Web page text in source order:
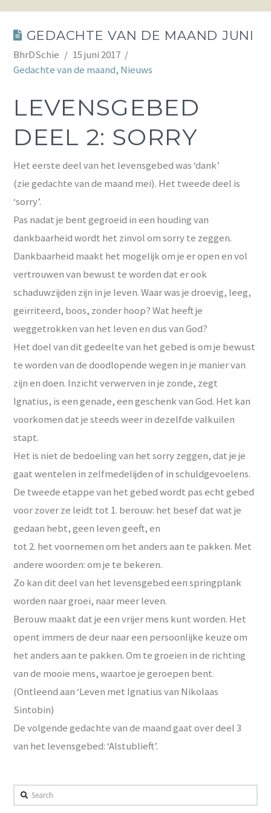
GEDACHTE VAN DE MAAND JUNI
BhrDSchie
15 juni 2017
Gedachte van de maand, Nieuws
LEVENSGEBED
DEEL 2: SORRY
Het eerste deel van het levensgebed was ‘dank’
(zie gedachte van de maand mei). Het tweede deel is
‘sorry’.
Pas nadat je bent gegroeid in een houding van
dankbaarheid wordt het zinvol om sorry te zeggen.
Dankbaarheid maakt het mogelijk om je er open en vol
vertrouwen van bewust te worden dat er ook
schaduwzijden zijn in je leven. Waar was je droevig, leeg,
geïrriteerd, boos, zonder hoop? Wat heeft je
weggetrokken van het leven en dus van God?
Het doel van dit gedeelte van het gebed is om je bewust
te worden van de doodlopende wegen in je manier van
zijn en doen. Inzicht verwerven in je zonde, zegt
Ignatius, is een genade, een geschenk van God. Het kan
voorkomen dat je steeds weer in dezelfde valkuilen
stapt.
Het is niet de bedoeling van het sorry zeggen, dat je je
gaat wentelen in zelfmedelijden of in schuldgevoelens.
De tweede etappe van het gebed wordt pas echt gebed
voor zover ze leidt tot 1. berouw: het besef dat wat je
gedaan hebt, geen leven geeft, en
tot 2. het voornemen om het anders aan te pakken. Met
andere woorden: om je te bekeren.
Zo kan dit deel van het levensgebed een springplank
worden naar groei, naar meer leven.
Berouw maakt dat je een vrijer mens kunt worden. Het
opent immers de deur naar een persoonlijke keuze om
het anders aan te pakken. Om te groeien in de richting
van de mooie mens, waartoe je geroepen bent.
(Ontleend aan ‘Leven met Ignatius van Nikolaas
Sintobin)
De volgende gedachte van de maand gaat over deel 3
van het levensgebed: ‘Alstublieft’.
Search